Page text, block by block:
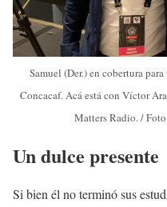
Samuel (Der.) en cobertura
Concacaf. Acá está con Víctor
Matters Radio. /
Un dulce presente
Si bien él no terminó sus